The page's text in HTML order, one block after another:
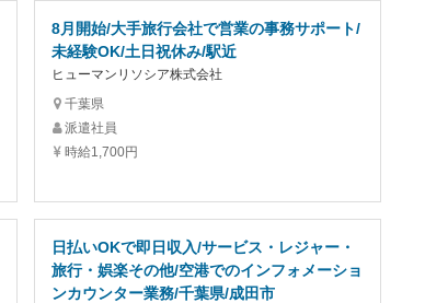
8月開始/大手旅行会社で営業の事務サポート/
未経験OK/土日祝休み/駅近
ヒューマンリソシア株式会社
千葉県
派遣社員
時給1,700円
日払いOKで即日収入/サービス・レジャー・
旅行・娯楽その他/空港でのインフォメーショ
ンカウンター業務/千葉県/成田市